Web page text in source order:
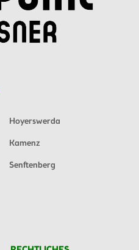
Hoyerswerda
Kamenz
Senftenberg